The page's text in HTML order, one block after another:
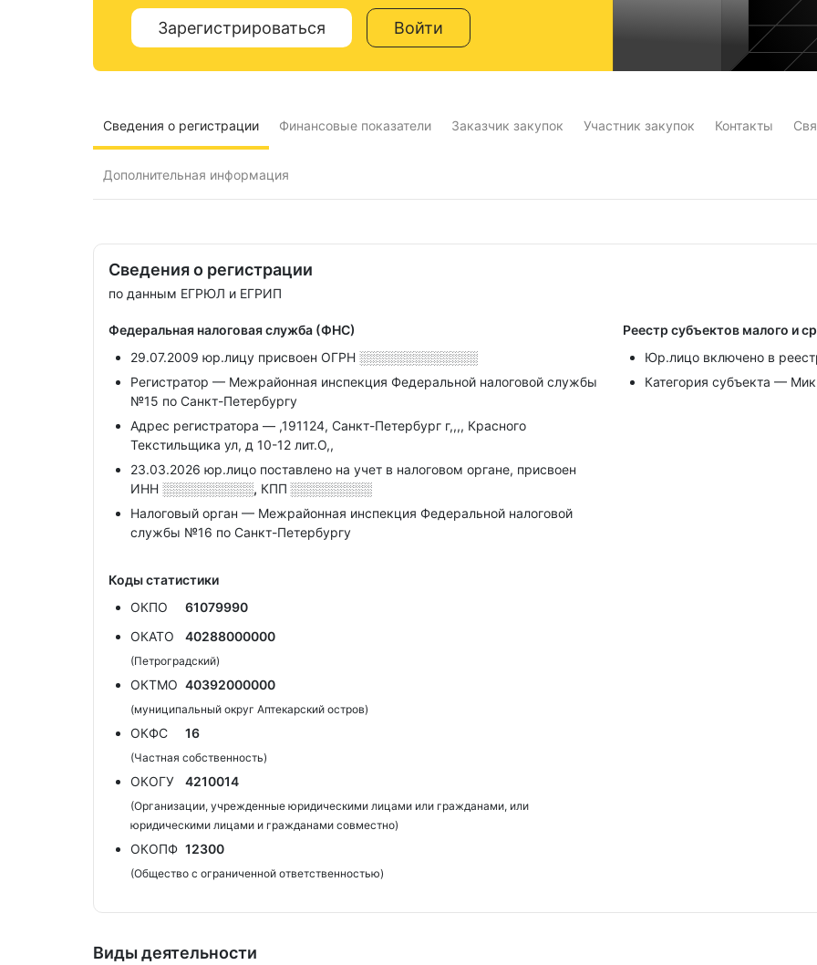
Зарегистрироваться Войти
Сведения о регистрации Финансовые показатели Заказчик закупок Участник закупок Контакты
Дополнительная информация
Сведения о регистрации
по данным ЕГРЮЛ и ЕГРИП
Федеральная налоговая служба (ФНС)
29.07.2009 юр.лицу присвоен ОГРН ░░░░░░░░░░░░░
Регистратор — Межрайонная инспекция Федеральной налоговой службы
№15 по Санкт-Петербургу
Адрес регистратора — ,191124, Санкт-Петербург г,,,, Красного
Текстильщика ул, д 10-12 лит.О,,
23.03.2026 юр.лицо поставлено на учет в налоговом органе, присвоен
ИНН ░░░░░░░░░░, КПП ░░░░░░░░░
Налоговый орган — Межрайонная инспекция Федеральной налоговой
службы №16 по Санкт-Петербургу
Реестр субъектов малого и
Юр.лицо включено в
Категория субъекта —
Коды статистики
ОКПО
61079990
ОКАТО
40288000000
(Петроградский)
ОКТМО 40392000000
(муниципальный округ Аптекарский остров)
ОКФС 16
(Частная собственность)
ОКОГУ 4210014
(Организации, учрежденные юридическими лицами или гражданами, или
юридическими лицами и гражданами совместно)
ОКОПФ 12300
(Общество с ограниченной ответственностью)
Виды деятельности